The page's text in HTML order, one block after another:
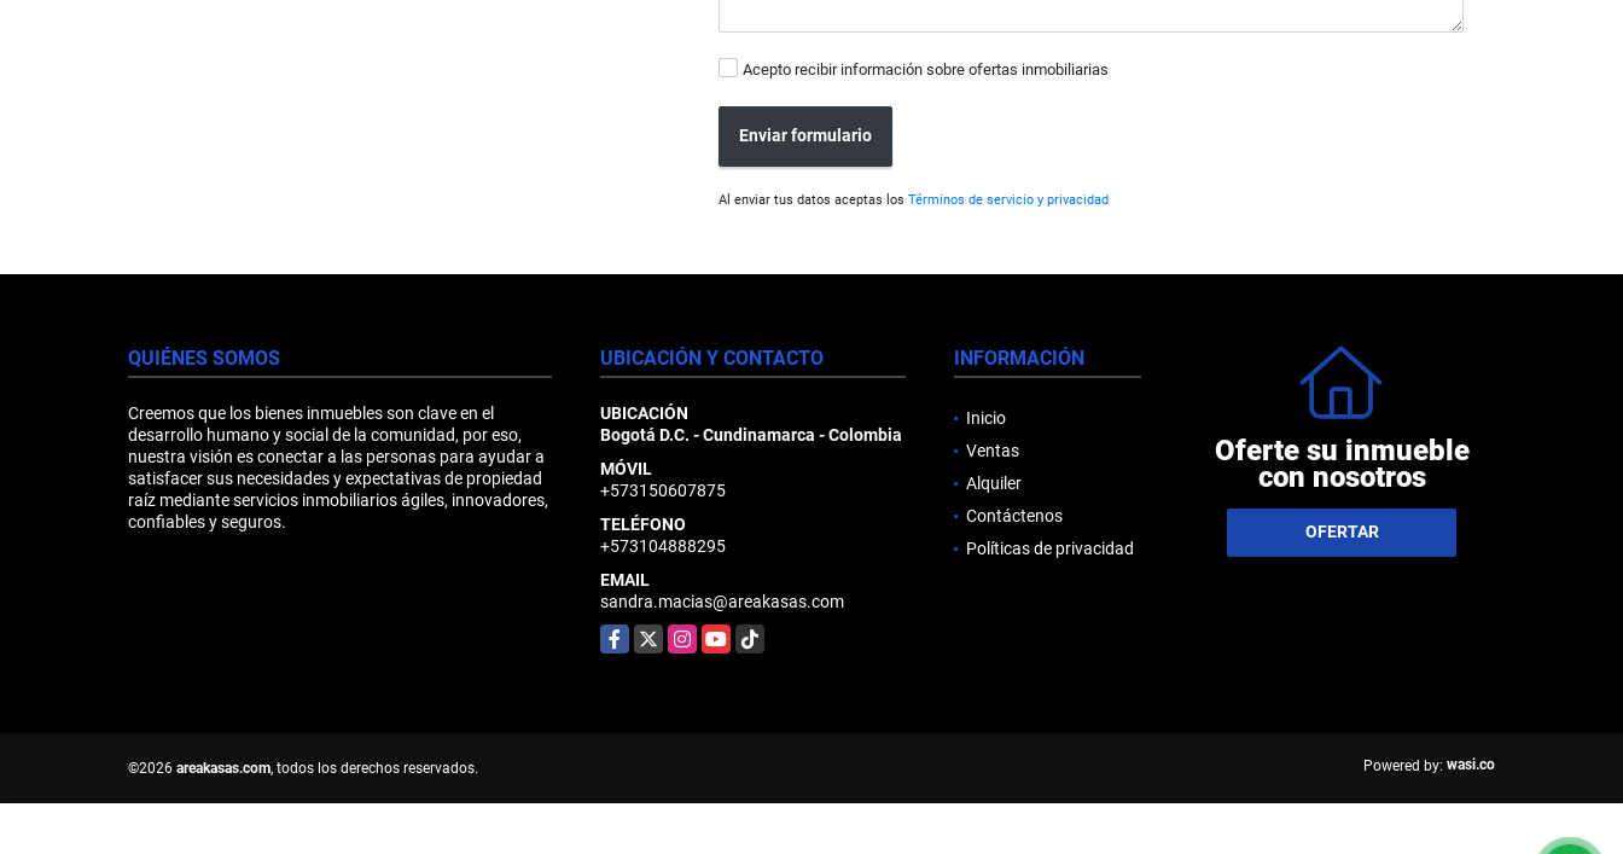
Acepto recibir información sobre ofertas inmobiliarias
Enviar formulario
Al enviar tus datos aceptas losTérminos de servicio y privacidad
QUIÉNES SOMOS
Creemos que los bienes inmuebles son clave en el
desarrollo humano y social de la comunidad, por eso,
nuestra visión es conectar a las personas para ayudar a
satisfacer sus necesidades y expectativas de propiedad
raíz mediante servicios inmobiliarios ágiles, innovadores,
confiables y seguros.
UBICACIÓN Y CONTACTO
UBICACIÓN
Bogotá D.C. - Cundinamarca - Colombia
MÓVIL
+573150607875
TELÉFONO
+573104888295
EMAIL
sandra.macias@areakasas.com
Facebook
X Instagram
YouTubeTikTok
INFORMACIÓN
Inicio
Ventas
Alquiler
Contáctenos
Políticas de privacidad
Oferte su inmueble
con nosotros
OFERTAR
©2026 areakasas.com, todos los derechos reservados. Powered by: wasi.co